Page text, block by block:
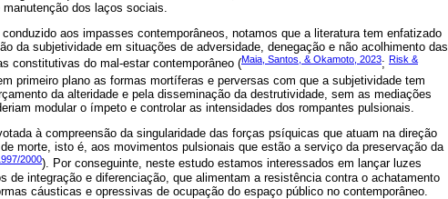
dos laços sociais.
aos impasses contemporâneos, notamos que a literatura tem enfatizado
da subjetividade em situações de adversidade, denegação e não acolhimento das
constitutivas do mal-estar contemporâneo (Maia, Santos, & Okamoto, 2023; Risk &
primeiro plano as formas mortíferas e perversas com que a subjetividade tem
da alteridade e pela disseminação da destrutividade, sem as mediações
modular o ímpeto e controlar as intensidades dos rompantes pulsionais.
à compreensão da singularidade das forças psíquicas que atuam na direção
morte, isto é, aos movimentos pulsionais que estão a serviço da preservação da
2000). Por conseguinte, neste estudo estamos interessados em lançar luzes
de integração e diferenciação, que alimentam a resistência contra o achatamento
cáusticas e opressivas de ocupação do espaço público no contemporâneo.